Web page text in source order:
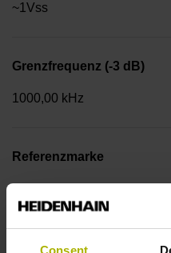
Consent
~1Vss
Grenzfrequenz (-3 dB)
1000,00 kHz
Referenzmarke
Funktionsanzeige